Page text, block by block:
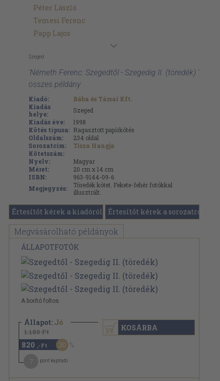
Péter László
Temesi Ferenc
Papp Lajos
Szeged
'Németh Ferenc: Szegedtől - Szegedig II. (töredék) '
összes példány
Kiadó:
Bába és Társai Kft.
Kiadás
helye:
Szeged
Kiadás éve:
1998
Kötés típusa: Ragasztott papírkötés
Oldalszám:
234 oldal
Sorozatcím:
Tisza Hangja
Kötetszám:
Nyelv:
Magyar
Méret:
20 cm x 14 cm
ISBN:
963-9144-09-6
Megjegyzés:
Töredék kötet. Fekete-fehér fotókkal
illusztrált.
Értesítőt kérek a kiadóról Értesítőt kérek a sorozatról
Megvásárolható példányok
ÁLLAPOTFOTÓK
A borító foltos.
Állapot: Jó
1.180 Ft
820 ,-Ft 30
pont kapható
KOSÁRBA